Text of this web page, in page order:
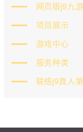
网页版j9九
项目展示
游戏中心
服务种类
联络j9真人